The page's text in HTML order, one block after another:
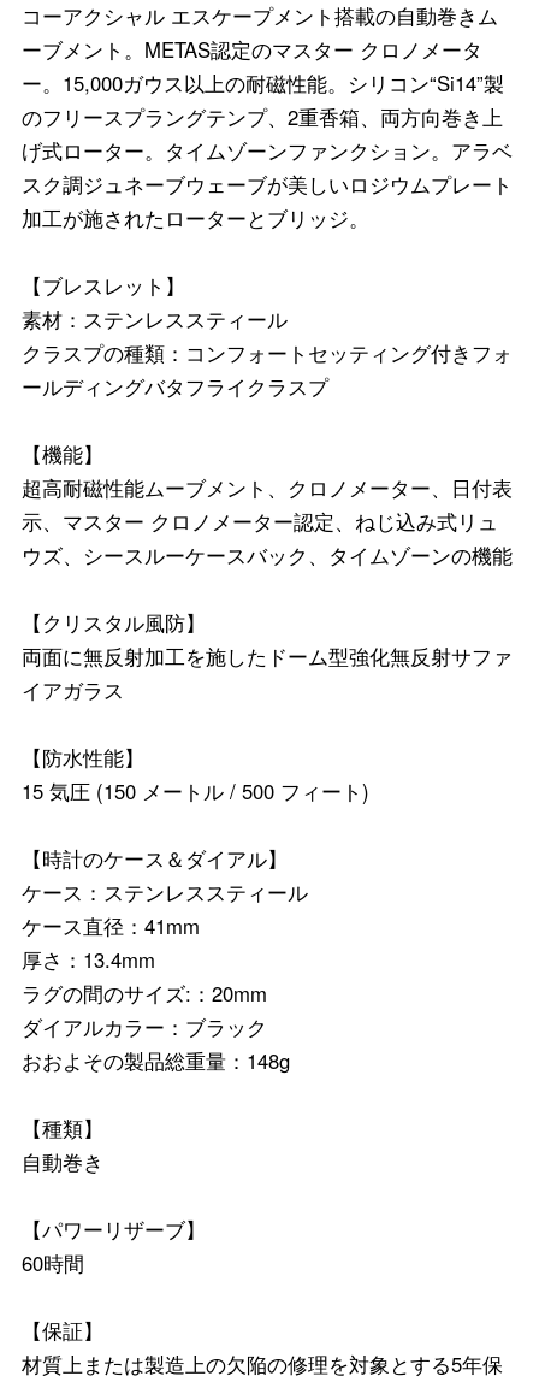
コーアクシャル エスケープメント搭載の自動巻きム
ーブメント。METAS認定のマスター クロノメータ
ー。15,000ガウス以上の耐磁性能。シリコン“Si14”製
のフリースプラングテンプ、2重香箱、両方向巻き上
げ式ローター。タイムゾーンファンクション。アラベ
スク調ジュネーブウェーブが美しいロジウムプレート
加工が施されたローターとブリッジ。
【ブレスレット】
素材：ステンレススティール
クラスプの種類：コンフォートセッティング付きフォ
ールディングバタフライクラスプ
【機能】
超高耐磁性能ムーブメント、クロノメーター、日付表
示、マスター クロノメーター認定、ねじ込み式リュ
ウズ、シースルーケースバック、タイムゾーンの機能
【クリスタル風防】
両面に無反射加工を施したドーム型強化無反射サファ
イアガラス
【防水性能】
15 気圧 (150 メートル / 500 フィート)
【時計のケース＆ダイアル】
ケース：ステンレススティール
ケース直径：41mm
厚さ：13.4mm
ラグの間のサイズ:：20mm
ダイアルカラー：ブラック
おおよその製品総重量：148g
【種類】
自動巻き
【パワーリザーブ】
60時間
【保証】
材質上または製造上の欠陥の修理を対象とする5年保